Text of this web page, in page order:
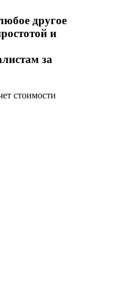
другое
и
за
стоимости